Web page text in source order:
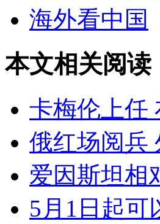
海外看中国
本文相关阅读
卡梅伦上任
俄红场阅兵
爱因斯坦相
5月1日起可